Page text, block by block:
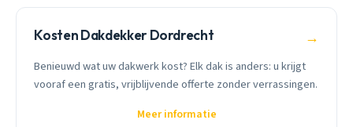
Kosten Dakdekker Dordrecht →
Benieuwd wat uw dakwerk kost? Elk dak is anders: u krijgt
vooraf een gratis, vrijblijvende offerte zonder verrassingen.
Meer informatie